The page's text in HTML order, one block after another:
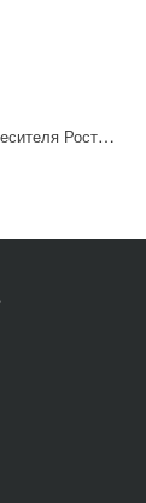
Гибкая подводка для смесителя Ростерм 1/2" М10x15 40 см НР-ВР